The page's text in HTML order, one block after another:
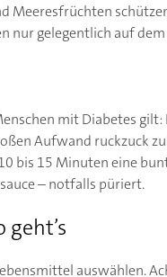
Meeresfrüchten
nur gelegentlich auf dem
mit Diabetes gilt:
Aufwand ruckzuck
bis 15 Minuten eine
– notfalls püriert.
auswählen.